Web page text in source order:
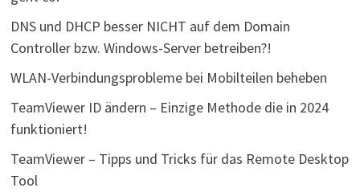
DNS und DHCP besser NICHT auf dem Domain
Controller bzw. Windows-Server betreiben?!
WLAN-Verbindungsprobleme bei Mobilteilen beheben
TeamViewer ID ändern – Einzige Methode die in 2024
funktioniert!
TeamViewer – Tipps und Tricks für das Remote Desktop
Tool